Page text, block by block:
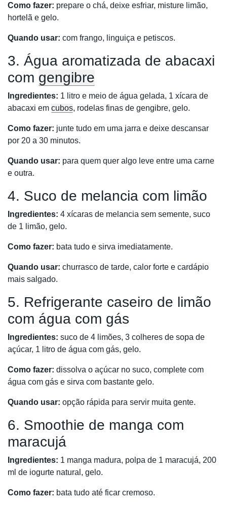
Como fazer: prepare o chá, deixe esfriar, misture limão,
hortelã e gelo.
Quando usar: com frango, linguiça e petiscos.
3. Água aromatizada de abacaxi
com gengibre
Ingredientes: 1 litro e meio de água gelada, 1 xícara de
abacaxi em cubos, rodelas finas de gengibre, gelo.
Como fazer: junte tudo em uma jarra e deixe descansar
por 20 a 30 minutos.
Quando usar: para quem quer algo leve entre uma carne
e outra.
4. Suco de melancia com limão
Ingredientes: 4 xícaras de melancia sem semente, suco
de 1 limão, gelo.
Como fazer: bata tudo e sirva imediatamente.
Quando usar: churrasco de tarde, calor forte e cardápio
mais salgado.
5. Refrigerante caseiro de limão
com água com gás
Ingredientes: suco de 4 limões, 3 colheres de sopa de
açúcar, 1 litro de água com gás, gelo.
Como fazer: dissolva o açúcar no suco, complete com
água com gás e sirva com bastante gelo.
Quando usar: opção rápida para servir muita gente.
6. Smoothie de manga com
maracujá
Ingredientes: 1 manga madura, polpa de 1 maracujá, 200
ml de iogurte natural, gelo.
Como fazer: bata tudo até ficar cremoso.